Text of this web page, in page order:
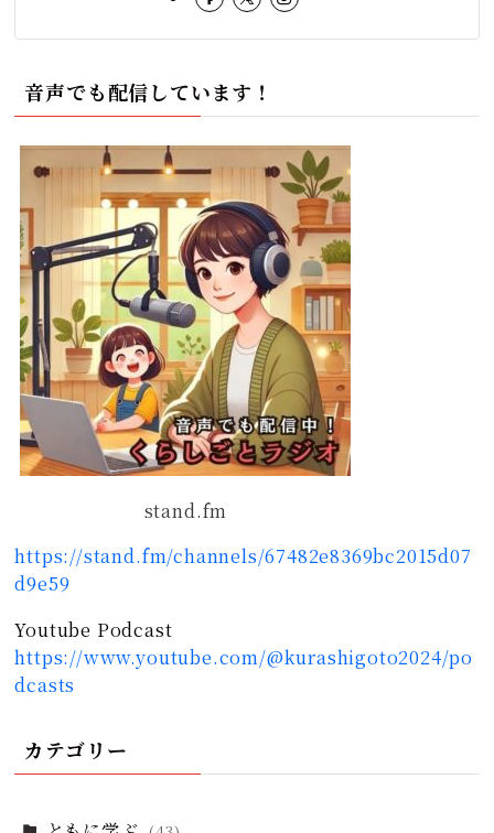
音声でも配信しています！
stand.fm
https://stand.fm/channels/67482e8369bc2015d07
d9e59
Youtube Podcast
https://www.youtube.com/@kurashigoto2024/po
dcasts
カテゴリー